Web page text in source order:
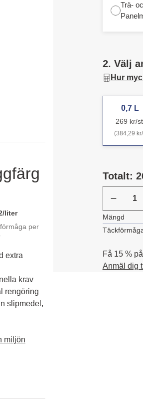
liter
per
extra
krav
rengöring
slipmedel,
miljön
Trä-
2. Välj
Hur
0,7 L
269 kr/st.
(384,29
Totalt:
Mängd
Få 15 %
Anmäl dig